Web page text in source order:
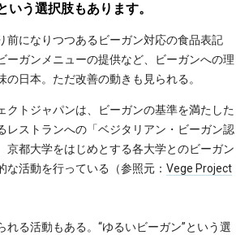
いう選択肢もあります。
前になりつつあるビーガン対応の食品表記
ーガンメニューの提供など、ビーガンへの理
の日本。ただ改善の動きも見られる。
クトジャパンは、ビーガンの基準を満たした
レストランへの「ベジタリアン・ビーガン認
京都大学をはじめとする各大学とのビーガン
な活動を行っている（参照元： Vege Project
れる活動もある。“ゆるいビーガン”という選